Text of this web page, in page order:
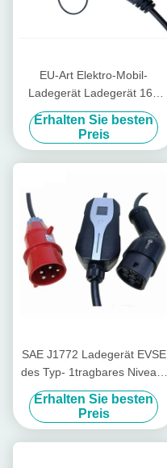
EU-Art Elektro-Mobil-
Ladegerät Ladegerät 16A
3.6kW tragbare EV
Erhalten Sie besten
Preis
SAE J1772 Ladegerät EVSE
des Typ- 1tragbares Niveau-
2 EV schaltbar mit CEE Plug
Erhalten Sie besten
Preis